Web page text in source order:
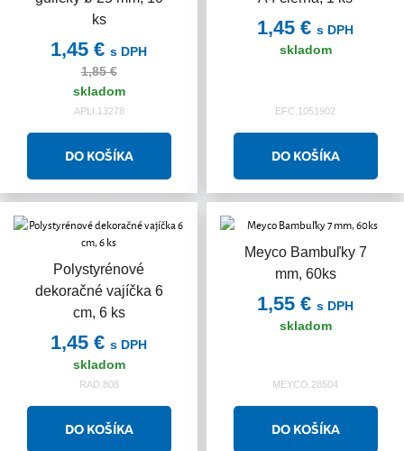
ks
1,45 € s DPH
1,85 €
skladom
APLI.13278
1,45 € s DPH
skladom
EFC.1051902
Polystyrénové
dekoračné vajíčka 6
cm, 6 ks
1,45 € s DPH
skladom
RAD.808
Meyco Bambuľky 7
mm, 60ks
1,55 € s DPH
skladom
MEYCO.28504